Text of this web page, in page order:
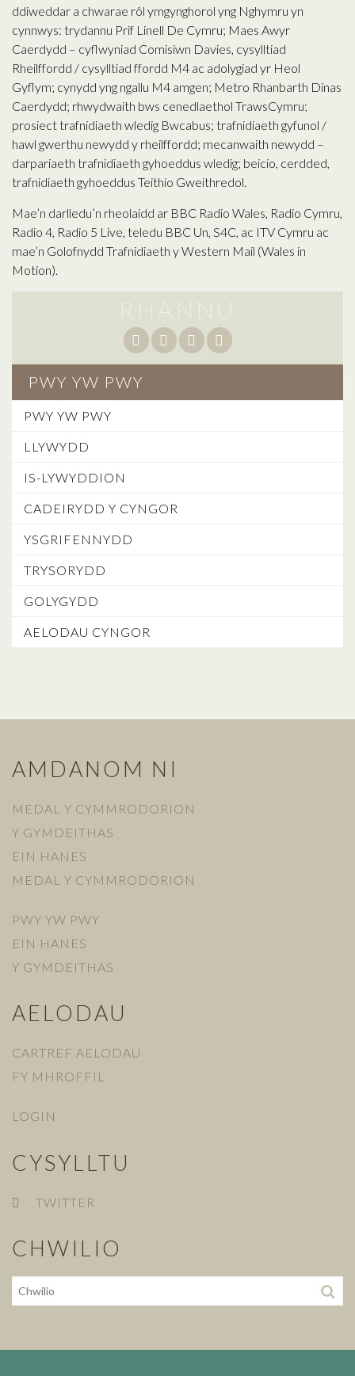
ddiweddar a chwarae rôl ymgynghorol yng Nghymru yn
cynnwys: trydannu Prif Linell De Cymru; Maes Awyr
Caerdydd – cyflwyniad Comisiwn Davies, cysylltiad
Rheilffordd / cysylltiad ffordd M4 ac adolygiad yr Heol
Gyflym; cynydd yng ngallu M4 amgen; Metro Rhanbarth Dinas
Caerdydd; rhwydwaith bws cenedlaethol TrawsCymru;
prosiect trafnidiaeth wledig Bwcabus; trafnidiaeth gyfunol /
hawl gwerthu newydd y rheilffordd; mecanwaith newydd –
darpariaeth trafnidiaeth gyhoeddus wledig; beicio, cerdded,
trafnidiaeth gyhoeddus Teithio Gweithredol.
Mae’n darlledu’n rheolaidd ar BBC Radio Wales, Radio Cymru,
Radio 4, Radio 5 Live, teledu BBC Un, S4C, ac ITV Cymru ac
mae’n Golofnydd Trafnidiaeth y Western Mail (Wales in
Motion).
PWY YW PWY
PWY YW PWY
LLYWYDD
IS-LYWYDDION
CADEIRYDD Y CYNGOR
YSGRIFENNYDD
TRYSORYDD
GOLYGYDD
AELODAU CYNGOR
AMDANOM NI
MEDAL Y CYMMRODORION
Y GYMDEITHAS
EIN HANES
MEDAL Y CYMMRODORION
PWY YW PWY
EIN HANES
Y GYMDEITHAS
AELODAU
CARTREF AELODAU
FY MHROFFIL
LOGIN
CYSYLLTU
TWITTER
CHWILIO